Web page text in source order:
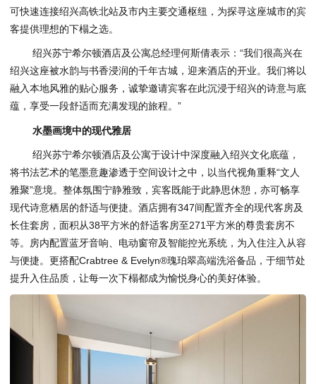
可快速连接绍兴高铁北站及市内主要交通枢纽，为探寻这座城市的宾
客提供理想的下榻之选。
绍兴苏宁希尔顿酒店及公寓总经理何斯倩表示：“我们很高兴在
绍兴这座被水韵与书香浸润的千年古城，迎来酒店的开业。我们将以
融入本地风雅的贴心服务，诚挚邀请宾客在此沉浸于绍兴的诗意与底
蕴，享受一段舒适而充满发现的旅程。”
水墨画境中的现代雅居
绍兴苏宁希尔顿酒店及公寓于设计中深度融入绍兴文化底蕴，
将书法艺术的笔墨意趣渗透于空间设计之中，以当代视角重释“文人
雅聚”意境。整体氛围宁静雅致，宾客既能于此静思休憩，亦可畅享
现代诗意栖居的舒适与便捷。酒店拥有347间配置齐全的现代客房及
长住套房，面积从38平方米的舒适客房至271平方米的尊贵套房不
等。房内配置蓝牙音响、电动窗帘及智能控光系统，为入住注入从容
与便捷。更搭配Crabtree & Evelyn®瑰珀翠高端洗浴备品，于细节处
提升入住品质，让每一次下榻都成为愉悦身心的美好体验。